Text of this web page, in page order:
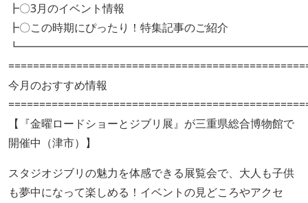
┣〇3月のイベント情報
┣〇この時期にぴったり！特集記事のご紹介
今月のおすすめ情報
【『金曜ロードショーとジブリ展』が三重県総合博物館で
開催中（津市）】
スタジオジブリの魅力を体感できる展覧会で、大人も子供
も夢中になって楽しめる！イベントの見どころやアクセ